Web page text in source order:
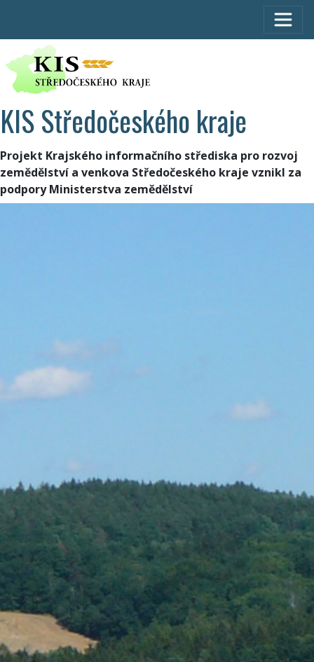
KIS Středočeského kraje
Projekt Krajského informačního střediska pro rozvoj
zemědělství a venkova Středočeského kraje vznikl za
podpory Ministerstva zemědělství